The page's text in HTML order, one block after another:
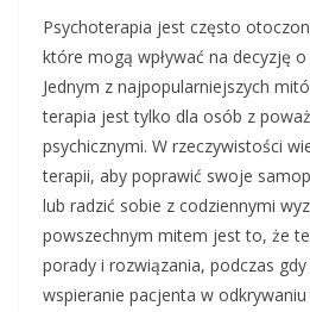
Psychoterapia jest często
które mogą wpływać na decyzję
Jednym z najpopularniejszych
terapia jest tylko dla osób z
psychicznymi. W rzeczywistości
terapii, aby poprawić swoje
lub radzić sobie z codziennymi
powszechnym mitem jest to, że
porady i rozwiązania, podczas
wspieranie pacjenta w